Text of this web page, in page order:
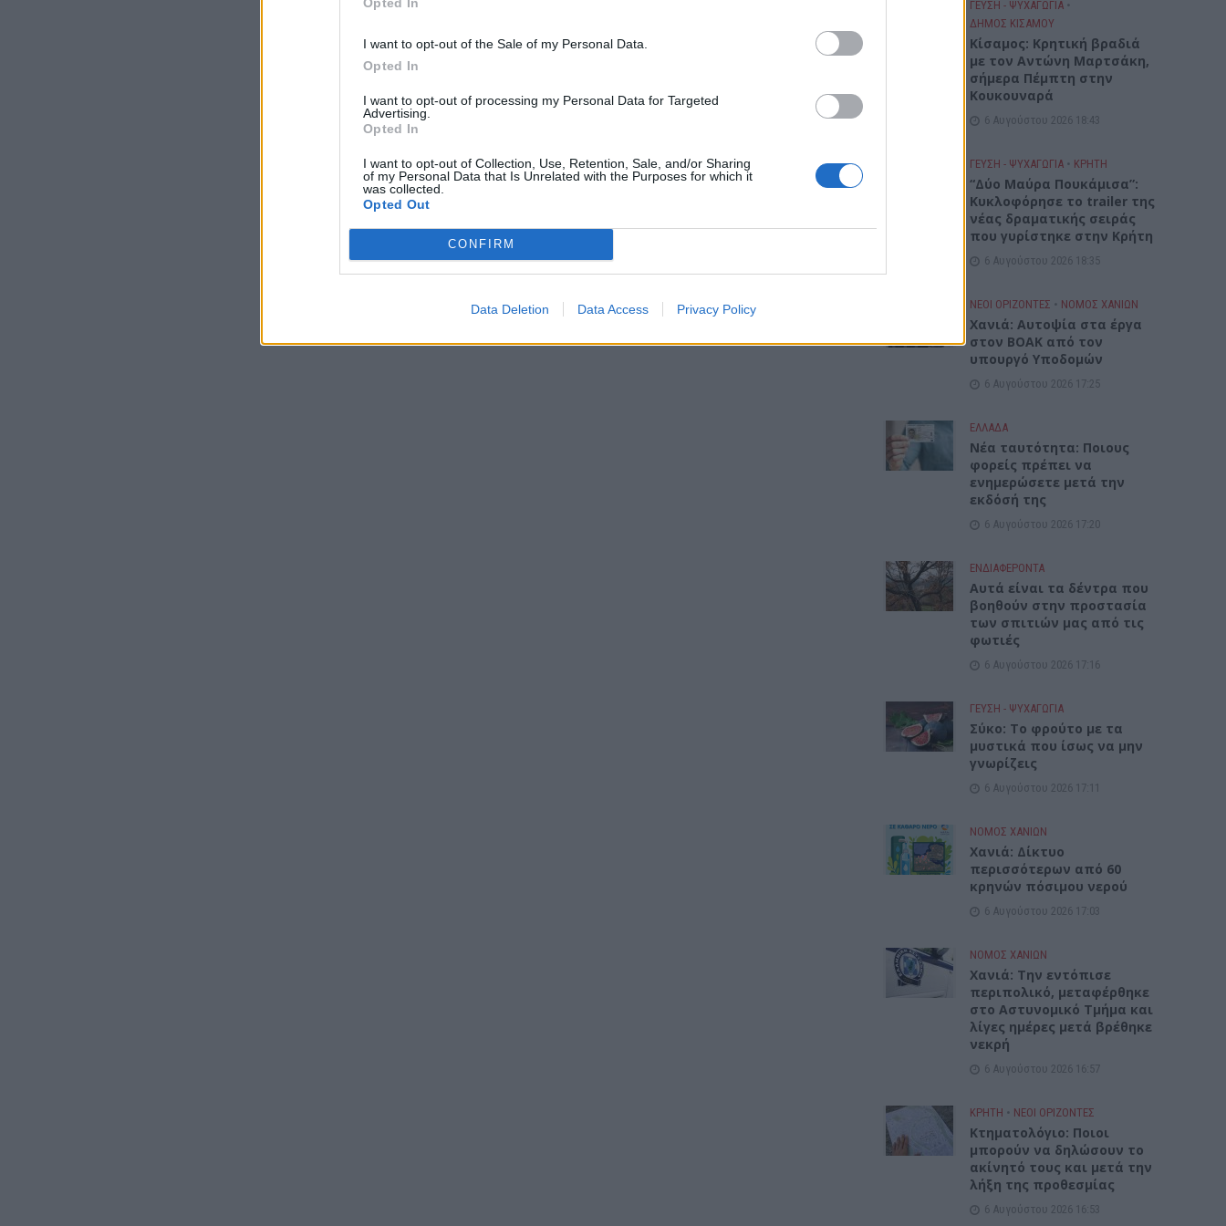
I want to opt-out of the Sale of my Personal Data.
Opted In
I want to opt-out of processing my Personal Data for Targeted
Advertising.
Opted In
I want to opt-out of Collection, Use, Retention, Sale, and/or Sharing
of my Personal Data that Is Unrelated with the Purposes for which it
was collected.
Opted Out
CONFIRM
Data Deletion Data Access Privacy Policy
ΓΕΎΣΗ - ΨΥΧΑΓΩΓΊΑ •
ΔΉΜΟΣ ΚΙΣΆΜΟΥ
Kίσαμος: Κρητική βραδιά
με τον Αντώνη Μαρτσάκη,
σήμερα Πέμπτη στην
Κουκουναρά
6 Αυγούστου 2026 18:43
ΓΕΎΣΗ - ΨΥΧΑΓΩΓΊΑ • ΚΡΗΤΗ
“Δύο Μαύρα Πουκάμισα”:
Κυκλοφόρησε το trailer της
νέας δραματικής σειράς
που γυρίστηκε στην Κρήτη
6 Αυγούστου 2026 18:35
ΝΕΟΙ ΟΡΙΖΟΝΤΕΣ • ΝΟΜΌΣ ΧΑΝΊΩΝ
Χανιά: Αυτοψία στα έργα
στον ΒΟΑΚ από τον
υπουργό Υποδομών
6 Αυγούστου 2026 17:25
ΕΛΛΑΔΑ
Νέα ταυτότητα: Ποιους
φορείς πρέπει να
ενημερώσετε μετά την
εκδόσή της
6 Αυγούστου 2026 17:20
ΕΝΔΙΑΦΕΡΟΝΤΑ
Αυτά είναι τα δέντρα που
βοηθούν στην προστασία
των σπιτιών μας από τις
φωτιές
6 Αυγούστου 2026 17:16
ΓΕΎΣΗ - ΨΥΧΑΓΩΓΊΑ
Σύκο: Το φρούτο με τα
μυστικά που ίσως να μην
γνωρίζεις
6 Αυγούστου 2026 17:11
ΝΟΜΌΣ ΧΑΝΊΩΝ
Xανιά: Δίκτυο
περισσότερων από 60
κρηνών πόσιμου νερού
6 Αυγούστου 2026 17:03
ΝΟΜΌΣ ΧΑΝΊΩΝ
Χανιά: Την εντόπισε
περιπολικό, μεταφέρθηκε
στο Αστυνομικό Τμήμα και
λίγες ημέρες μετά βρέθηκε
νεκρή
6 Αυγούστου 2026 16:57
ΚΡΗΤΗ • ΝΕΟΙ ΟΡΙΖΟΝΤΕΣ
Κτηματολόγιο: Ποιοι
μπορούν να δηλώσουν το
ακίνητό τους και μετά την
λήξη της προθεσμίας
6 Αυγούστου 2026 16:53